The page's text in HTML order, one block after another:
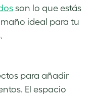
son lo que estás
ideal para tu
para añadir
El espacio